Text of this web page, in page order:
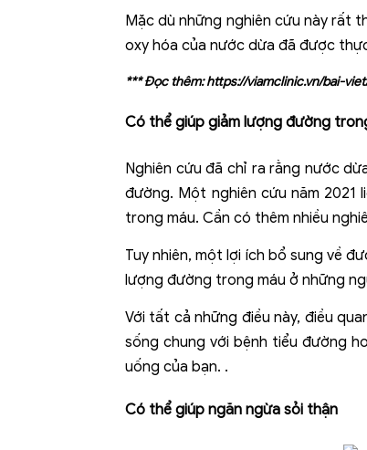
Mặc dù những nghiên cứu này rất
oxy hóa của nước dừa đã được
*** Đọc thêm:https://viamclinic.vn/bai-
Có thể giúp giảm lượng đường
Nghiên cứu đã chỉ ra rằng nước
đường. Một nghiên cứu năm 2021
trong máu. Cần có thêm nhiều
Tuy nhiên, một lợi ích bổ sung về
lượng đường trong máu ở những
Với tất cả những điều này, điều
sống chung với bệnh tiểu đường
uống của bạn. .
Có thể giúp ngăn ngừa sỏi thận